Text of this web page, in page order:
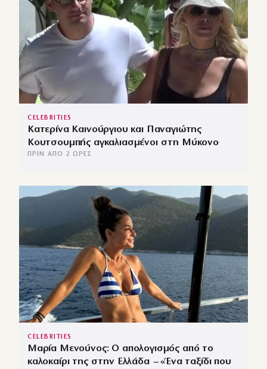
CELEBRITIES
Κατερίνα Καινούργιου και Παναγιώτης
Κουτσουμπής αγκαλιασμένοι στη Μύκονο
ΠΡΙΝ ΑΠΌ 2 ΏΡΕΣ
CELEBRITIES
Μαρία Μενούνος: Ο απολογισμός από το
καλοκαίρι της στην Ελλάδα – «Ένα ταξίδι που